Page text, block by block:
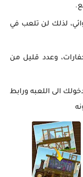
لذلك لن تلعب في
وعدد قليل من
الى اللعبه ورابط